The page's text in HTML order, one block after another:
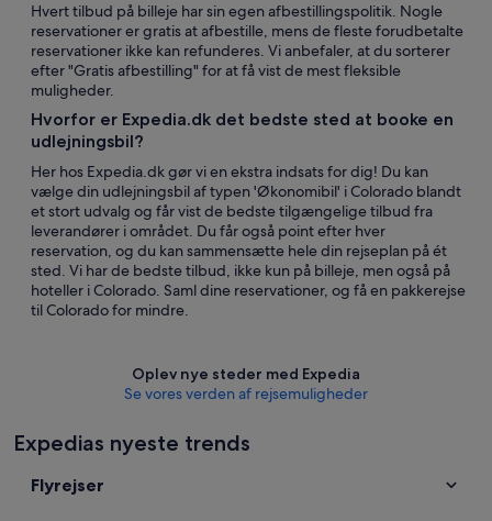
Hvert tilbud på billeje har sin egen afbestillingspolitik. Nogle
reservationer er gratis at afbestille, mens de fleste forudbetalte
reservationer ikke kan refunderes. Vi anbefaler, at du sorterer
efter "Gratis afbestilling" for at få vist de mest fleksible
muligheder.
Hvorfor er Expedia.dk det bedste sted at booke en
udlejningsbil?
Her hos Expedia.dk gør vi en ekstra indsats for dig! Du kan
vælge din udlejningsbil af typen 'Økonomibil' i Colorado blandt
et stort udvalg og får vist de bedste tilgængelige tilbud fra
leverandører i området. Du får også point efter hver
reservation, og du kan sammensætte hele din rejseplan på ét
sted. Vi har de bedste tilbud, ikke kun på billeje, men også på
hoteller i Colorado. Saml dine reservationer, og få en pakkerejse
til Colorado for mindre.
Oplev nye steder med Expedia
Se vores verden af ​​rejsemuligheder
Expedias nyeste trends
Flyrejser